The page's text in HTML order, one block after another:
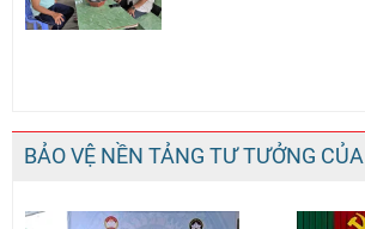
BẢO VỆ NỀN TẢNG TƯ TƯỞNG